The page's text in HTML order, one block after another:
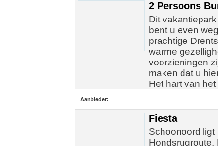
2 Persoons
Dit
bent u even
prachtige
warme
voorzieningen
maken dat u
Het hart van het
Aanbieder:
Fiesta
Schoonoord ligt
Hondsrugroute.